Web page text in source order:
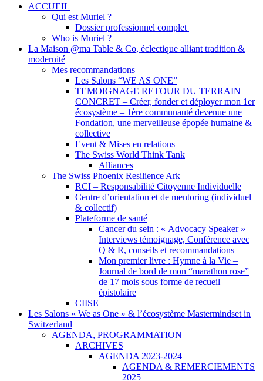
Close
ACCUEIL
Qui est Muriel ?
Dossier professionnel complet
Who is Muriel ?
La Maison @ma Table & Co, éclectique alliant tradition &
modernité
Mes recommandations
Les Salons “WE AS ONE”
TEMOIGNAGE RETOUR DU TERRAIN
CONCRET – Créer, fonder et déployer mon 1er
écosystème – 1ère communauté devenue une
Fondation, une merveilleuse épopée humaine &
collective
Event & Mises en relations
The Swiss World Think Tank
Alliances
The Swiss Phoenix Resilience Ark
RCI – Responsabilité Citoyenne Individuelle
Centre d’orientation et de mentoring (individuel
& collectif)
Plateforme de santé
Cancer du sein : « Advocacy Speaker » –
Interviews témoignage, Conférence avec
Q & R, conseils et recommandations
Mon premier livre : Hymne à la Vie –
Journal de bord de mon “marathon rose”
de 17 mois sous forme de recueil
épistolaire
CIISE
Les Salons « We as One » & l’écosystème Mastermindset in
Switzerland
AGENDA, PROGRAMMATION
ARCHIVES
AGENDA 2023-2024
AGENDA & REMERCIEMENTS
2025